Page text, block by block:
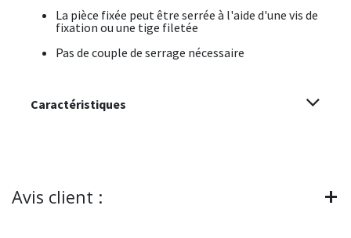
La pièce fixée peut être serrée à l'aide d'une vis de
fixation ou une tige filetée
Pas de couple de serrage nécessaire
Caractéristiques
Avis client :